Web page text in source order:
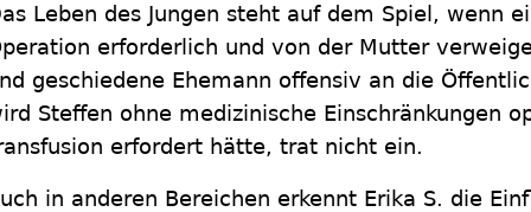
Leben des Jungen steht auf dem Spiel, wenn
erforderlich und von der Mutter
geschiedene Ehemann offensiv an die
Steffen ohne medizinische Einschränkungen
erfordert hätte, trat nicht ein.
in anderen Bereichen erkennt Erika S. die